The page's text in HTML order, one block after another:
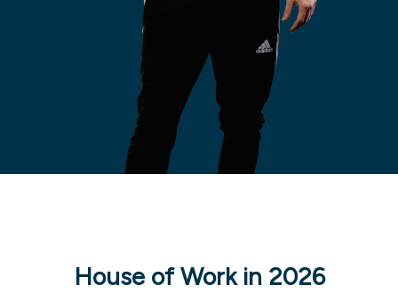
House of Work in 2026